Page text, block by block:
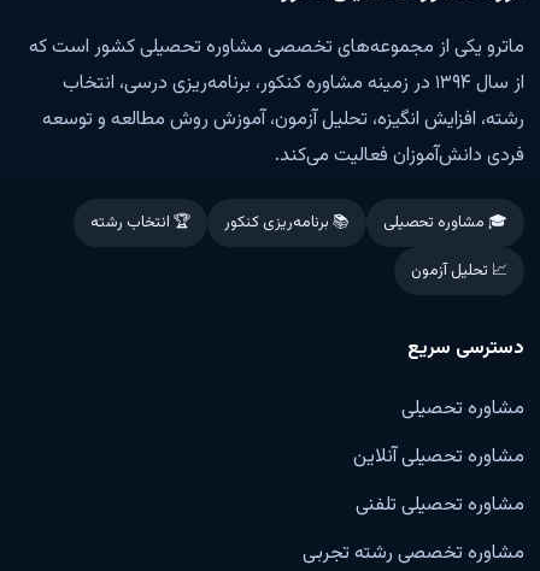
ماترو یکی از مجموعه‌های تخصصی مشاوره تحصیلی کشور است که
از سال ۱۳۹۴ در زمینه مشاوره کنکور، برنامه‌ریزی درسی، انتخاب
رشته، افزایش انگیزه، تحلیل آزمون، آموزش روش مطالعه و توسعه
فردی دانش‌آموزان فعالیت می‌کند.
🎓 مشاوره تحصیلی 📚 برنامه‌ریزی کنکور
🏆 انتخاب رشته
📈 تحلیل آزمون
دسترسی سریع
مشاوره تحصیلی
مشاوره تحصیلی آنلاین
مشاوره تحصیلی تلفنی
مشاوره تخصصی رشته تجربی